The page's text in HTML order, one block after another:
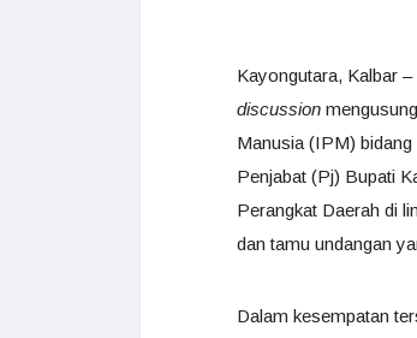
Kayongutara, Kalbar
discussion
Manusia (IPM)
Penjabat (Pj) Bupati
Perangkat Daerah di
dan tamu undangan
Dalam kesempatan